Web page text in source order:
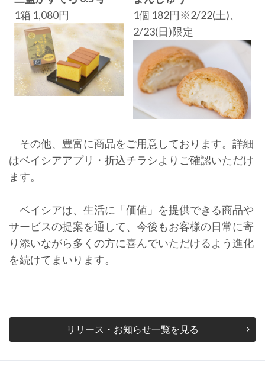
1箱 1,080円
1個 182円※2/22(土)、
2/23(日)限定
その他、豊富に商品をご用意しております。詳細
はベイシアアプリ・折込チラシよりご確認いただけ
ます。
ベイシアは、生活に「価値」を提供できる商品や
サービスの提案を通して、今後もお客様の日常に寄
り添いながら多くの方に喜んでいただけるよう進化
を続けてまいります。
リリース・お知らせ一覧を見る